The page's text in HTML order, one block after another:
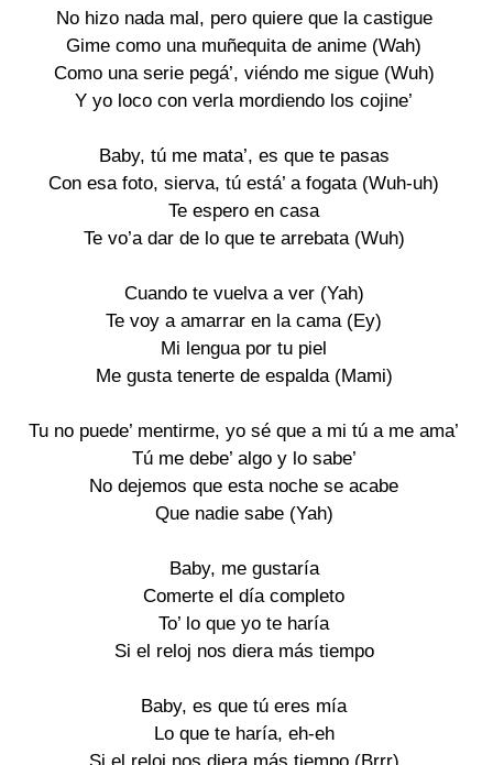
No hizo nada mal, pero quiere que la castigue
Gime como una muñequita de anime (Wah)
Como una serie pegá’, viéndo me sigue (Wuh)
Y yo loco con verla mordiendo los cojine’
Baby, tú me mata’, es que te pasas
Con esa foto, sierva, tú está’ a fogata (Wuh-uh)
Te espero en casa
Te vo’a dar de lo que te arrebata (Wuh)
Cuando te vuelva a ver (Yah)
Te voy a amarrar en la cama (Ey)
Mi lengua por tu piel
Me gusta tenerte de espalda (Mami)
Tu no puede’ mentirme, yo sé que a mi tú a me ama’
Tú me debe’ algo y lo sabe’
No dejemos que esta noche se acabe
Que nadie sabe (Yah)
Baby, me gustaría
Comerte el día completo
To’ lo que yo te haría
Si el reloj nos diera más tiempo
Baby, es que tú eres mía
Lo que te haría, eh-eh